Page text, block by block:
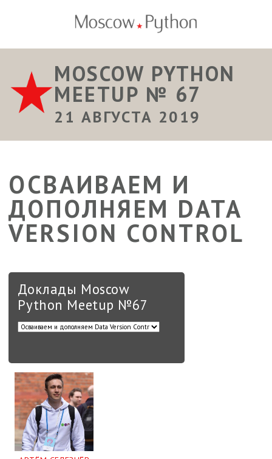
MOSCOW PYTHON
MEETUP № 67
21 АВГУСТА 2019
ОСВАИВАЕМ И
ДОПОЛНЯЕМ DATA
VERSION CONTROL
Доклады Moscow
Python Meetup №67